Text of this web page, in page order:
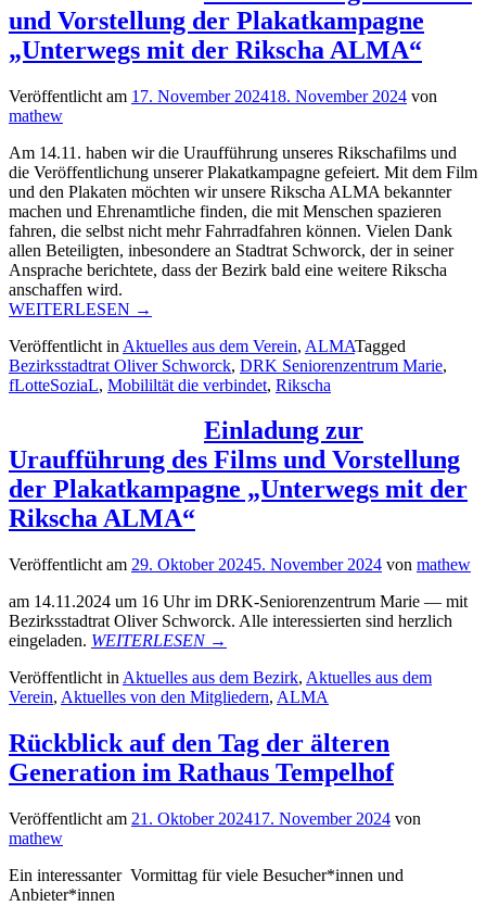
langjährige
Vorsitzende
des
GGVTS“
und Vorstellung der Plakatkampagne
„Unterwegs mit der Rikscha ALMA“
Veröffentlicht am 17. November 202418. November 2024 von
mathew
Am 14.11. haben wir die Uraufführung unseres Rikschafilms und
die Veröffentlichung unserer Plakatkampagne gefeiert. Mit dem Film
und den Plakaten möchten wir unsere Rikscha ALMA bekannter
machen und Ehrenamtliche finden, die mit Menschen spazieren
fahren, die selbst nicht mehr Fahrradfahren können. Vielen Dank
allen Beteiligten, inbesondere an Stadtrat Schworck, der in seiner
Ansprache berichtete, dass der Bezirk bald eine weitere Rikscha
anschaffen wird.
WEITERLESEN „Uraufführung
Films
und
Vorstellung
Plakatkampagne
„Unterwegs
mit
der
Rikscha
ALMA““
→
Veröffentlicht in Aktuelles aus dem Verein, ALMATagged
Bezirksstadtrat Oliver Schworck, DRK Seniorenzentrum Marie,
fLotteSoziaL, Mobililtät die verbindet, Rikscha
Einladung zur
Uraufführung des Films und Vorstellung
der Plakatkampagne „Unterwegs mit der
Rikscha ALMA“
Veröffentlicht am 29. Oktober 20245. November 2024 von mathew
am 14.11.2024 um 16 Uhr im DRK-Seniorenzentrum Marie — mit
Bezirksstadtrat Oliver Schworck. Alle interessierten sind herzlich
eingeladen. WEITERLESEN „Einladung
Uraufführung
des
und
Vorstellung
der
„Unterwegs
Rikscha
→
Veröffentlicht in Aktuelles aus dem Bezirk, Aktuelles aus dem
Verein, Aktuelles von den Mitgliedern, ALMA
Rückblick auf den Tag der älteren
Generation im Rathaus Tempelhof
Veröffentlicht am 21. Oktober 202417. November 2024 von
mathew
Ein interessanter Vormittag für viele Besucher*innen und
Anbieter*innen